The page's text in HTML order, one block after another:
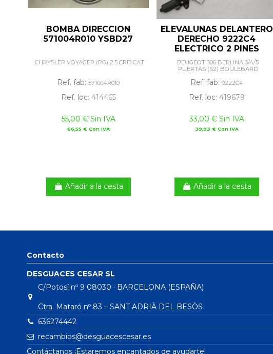
BOMBA DIRECCION
571004R010 YSBD27
CHRYSLER VOYAGER (RG) 2.5 CRD CAT
Ref. fab: 571004R010
Ref. loc: 414465
55,00 € Sin IVA
66,55 € Con IVA
Añadir a la cesta
ELEVALUNAS DELANTERO
DERECHO 9222C4
ELECTRICO 2 PINES
PEUGEOT 306 BERLINA 3/4/5
PUERTAS (S2) BOULEBARD
Ref. fab: 9222C4
Ref. loc: 419679
33,00 € Sin IVA
39,93 € Con IVA
Añadir a la cesta
Contacto
DESGUACES CESAR SL
C/Potosí nº 9 08030 · BARCELONA (ESPAÑA)
Ctra. Mataró nº 83 – SANT ADRIÀ DEL BESÒS
636274442
recambios@desguacescesar.es
Contáctanos ¡Estaremos encantados de ayudarte!